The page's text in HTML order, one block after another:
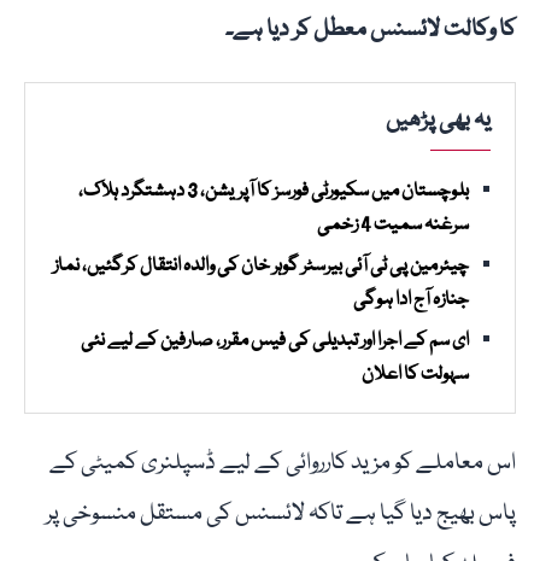
کا وکالت لائسنس معطل کر دیا ہے۔
یہ بھی پڑھیں
بلوچستان میں سکیورٹی فورسز کا آپریشن، 3 دہشتگرد ہلاک،
سرغنہ سمیت 4 زخمی
چیئرمین پی ٹی آئی بیرسٹر گوہر خان کی والدہ انتقال کرگئیں، نماز
جنازہ آج ادا ہوگی
ای سم کے اجرا اور تبدیلی کی فیس مقرر، صارفین کے لیے نئی
سہولت کا اعلان
اس معاملے کو مزید کارروائی کے لیے ڈسپلنری کمیٹی کے
پاس بھیج دیا گیا ہے تاکہ لائسنس کی مستقل منسوخی پر